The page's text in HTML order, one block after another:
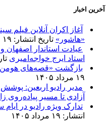
اخبار
آغاز اکران آنلاین فیلم
«هاشور» تاریخ انتشار: ۱۹ مرداد ۱۴۰۵
عیادت استاندار اصفهان و
استاد ایرج خواجه‌امیری تاریخ
بازگشت «قصه‌های هومن و
۱۹ مرداد ۱۴۰۵
مدیر رادیو اربعین:
آزادی تا مسیر پیاده‌روی
تدارک ویژه رادیو در ایام
انتشار: ۱۹ مرداد ۱۴۰۵